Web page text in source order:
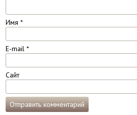
Имя *
E-mail *
Сайт